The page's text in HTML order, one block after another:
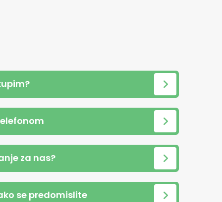
za nas?
se predomislite